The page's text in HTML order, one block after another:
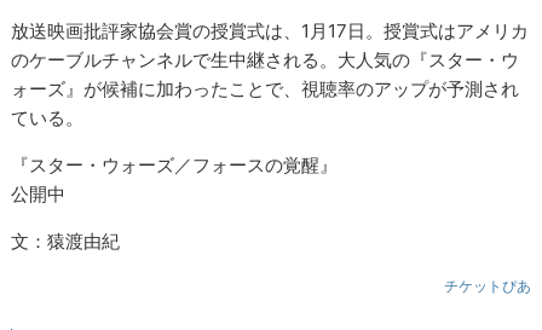
放送映画批評家協会賞の授賞式は、1月17日。授賞式はアメリカ
のケーブルチャンネルで生中継される。大人気の『スター・ウ
ォーズ』が候補に加わったことで、視聴率のアップが予測され
ている。
『スター・ウォーズ／フォースの覚醒』
公開中
文：猿渡由紀
チケットぴあ